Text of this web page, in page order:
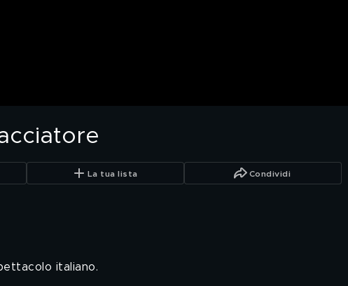
La tua lista Condividi
italiano.